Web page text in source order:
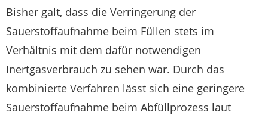
Bisher galt, dass die Verringerung der
Sauerstoffaufnahme beim Füllen stets im
Verhältnis mit dem dafür notwendigen
Inertgasverbrauch zu sehen war. Durch das
kombinierte Verfahren lässt sich eine geringere
Sauerstoffaufnahme beim Abfüllprozess laut